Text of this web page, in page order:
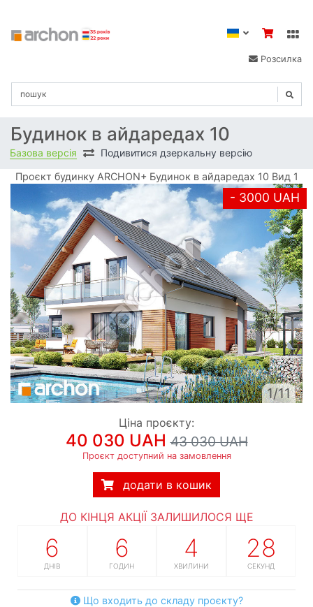
Розсилка
Будинок в айдаредах 10
Базова версія Подивитися дзеркальну версію
Проєкт будинку ARCHON+ Будинок в айдаредах 10 Вид 1
- 3000 UAH
1/11
Ціна проєкту:
40 030 UAH43 030 UAH
Проєкт доступний на замовлення
додати в кошик
ДО КІНЦЯ АКЦІЇ ЗАЛИШИЛОСЯ ЩЕ
6
ДНІВ
6
ГОДИН
4
ХВИЛИНИ
27
СЕКУНД
Що входить до складу проєкту?